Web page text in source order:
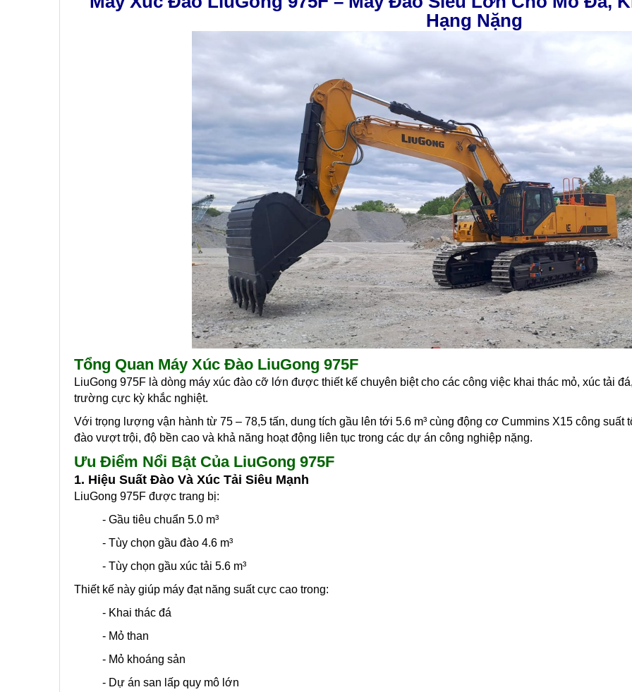
Hạng Nặng
Tổng Quan Máy Xúc Đào LiuGong 975F
LiuGong 975F là dòng máy xúc đào cỡ lớn được thiết kế chuyên biệt cho các công việc khai thác mỏ, xúc tải
trường cực kỳ khắc nghiệt.
Với trọng lượng vận hành từ 75 – 78,5 tấn, dung tích gầu lên tới 5.6 m³ cùng động cơ Cummins X15 công suất
đào vượt trội, độ bền cao và khả năng hoạt động liên tục trong các dự án công nghiệp nặng.
Ưu Điểm Nổi Bật Của LiuGong 975F
1. Hiệu Suất Đào Và Xúc Tải Siêu Mạnh
LiuGong 975F được trang bị:
- Gầu tiêu chuẩn 5.0 m³
- Tùy chọn gầu đào 4.6 m³
- Tùy chọn gầu xúc tải 5.6 m³
Thiết kế này giúp máy đạt năng suất cực cao trong:
- Khai thác đá
- Mỏ than
- Mỏ khoáng sản
- Dự án san lấp quy mô lớn